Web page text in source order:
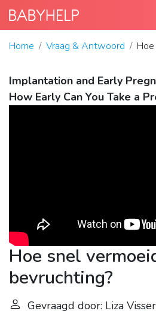
Home Vraag & Antwoord
Implantation and Early
How Early Can You Take a
Hoe snel
bevruchting?
Gevraagd door: Liza Visser